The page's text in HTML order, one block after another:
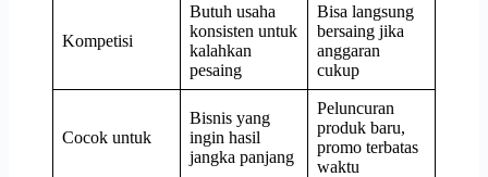
Kompetisi
Butuh usaha
konsisten untuk
kalahkan
pesaing
Bisa langsung
bersaing jika
anggaran
cukup
Cocok untuk
Bisnis yang
ingin hasil
jangka panjang
Peluncuran
produk baru,
promo terbatas
waktu